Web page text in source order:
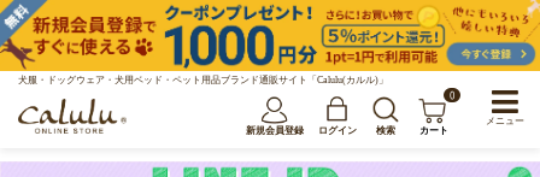
犬服・ドッグウェア・犬用ベッド・ペット用品ブランド通販サイト「Calulu(カルル)」
新規会員登録 ログイン 検索
0
カート
メニュー